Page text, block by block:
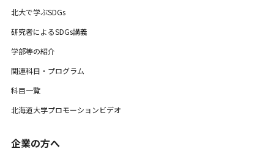
北大で学ぶSDGs
研究者によるSDGs講義
学部等の紹介
関連科目・プログラム
科目一覧
北海道大学プロモーションビデオ
企業の方へ